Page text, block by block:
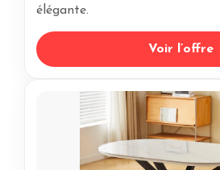
élégante.
Voir l’offre